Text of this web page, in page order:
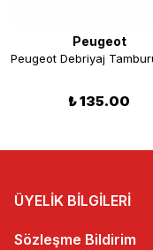
Peugeot
₺ 135.00
ÜYELİK BİLGİLERİ
Sözleşme Bildirim